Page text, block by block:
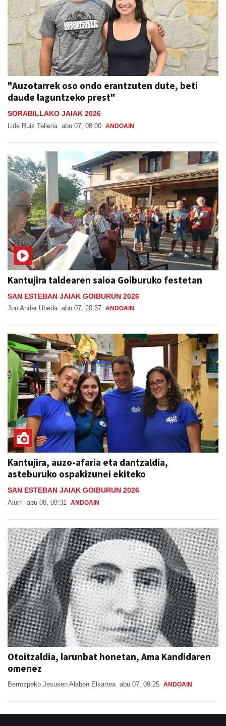
"Auzotarrek oso ondo erantzuten dute, beti
daude laguntzeko prest"
SORABILLAKO JAIAK 2026
Lide Ruiz Telleria abu 07, 08:00 ANDOAIN
Kantujira taldearen saioa Goiburuko festetan
SAN ESTEBAN JAIAK GOIBURUN 2026
Jon Ander Ubeda abu 07, 20:37 ANDOAIN
Kantujira, auzo-afaria eta dantzaldia,
asteburuko ospakizunei ekiteko
SAN ESTEBAN JAIAK GOIBURUN 2026
Aiurri abu 08, 09:31 ANDOAIN
Otoitzaldia, larunbat honetan, Ama Kandidaren
omenez
Berrozpeko Jesusen Alaben Elkartea abu 07, 09:25 ANDOAIN